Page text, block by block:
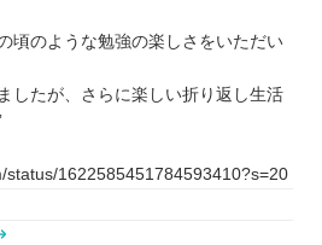
頃のような勉強の楽しさをいただい
したが、さらに楽しい折り返し生活
status/1622585451784593410?s=20